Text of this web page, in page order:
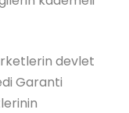
devlet
Garanti